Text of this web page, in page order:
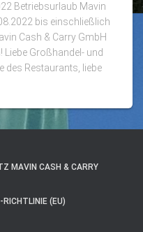
Betriebsurlaub Mavin
bis einschließlich
Cash & Carry GmbH
Großhandel- und
des Restaurants, liebe
MAVIN CASH & CARRY
RICHTLINIE (EU)